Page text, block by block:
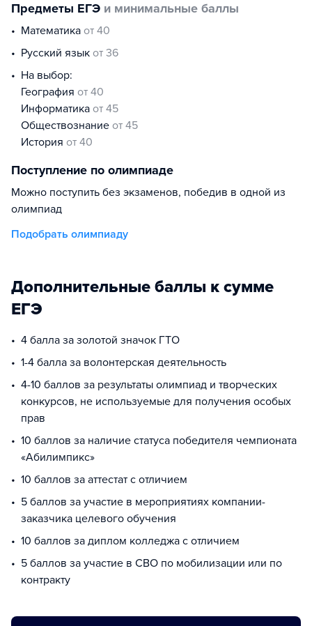
Предметы ЕГЭ и минимальные баллы
математика от 40
русский язык от 36
На выбор:
география от 40
информатика от 45
обществознание от 45
история от 40
Поступление по олимпиаде
Можно поступить без экзаменов, победив в одной из
олимпиад
Подобрать олимпиаду
Дополнительные баллы к сумме
ЕГЭ
4 балла за золотой значок ГТО
1-4 балла за волонтерская деятельность
4-10 баллов за результаты олимпиад и творческих
конкурсов, не используемые для получения особых
прав
10 баллов за наличие статуса победителя чемпионата
«Абилимпикс»
10 баллов за аттестат с отличием
5 баллов за участие в мероприятиях компании-
заказчика целевого обучения
10 баллов за диплом колледжа с отличием
5 баллов за участие в СВО по мобилизации или по
контракту